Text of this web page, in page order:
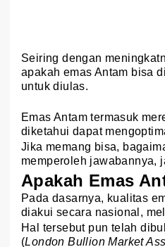
Seiring dengan
apakah emas Antam bisa
untuk diulas.
Emas Antam termasuk
diketahui dapat
Jika memang bisa,
memperoleh jawabannya,
Apakah Emas
Pada dasarnya, kualitas
diakui secara nasional,
Hal tersebut pun telah
(London Bullion Market